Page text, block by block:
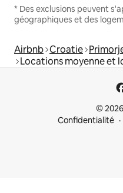
* Des exclusions peuvent
géographiques et des
Airbnb Croatie
Locations moyenne et
©
Confidentialité